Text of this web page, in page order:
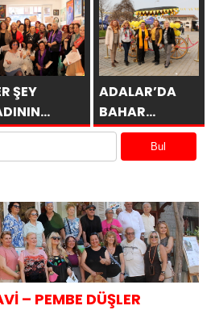
İle
ŞEY
ADALAR’DA
BAHAR
MİMOZALARLA
Bul
– PEMBE DÜŞLER